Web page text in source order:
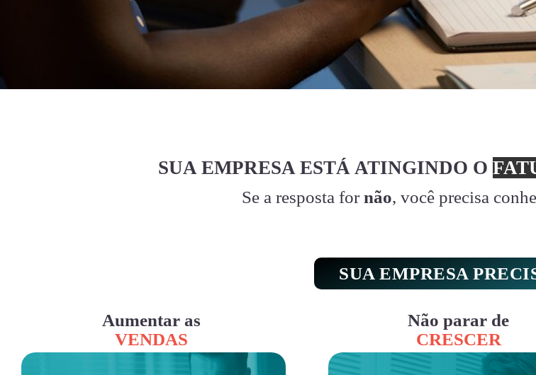
SUA EMPRESA ESTÁ ATINGINDO O
Se a resposta for não, você precisa
SUA EMPRESA
Aumentar as
VENDAS
Não parar de
CRESCER